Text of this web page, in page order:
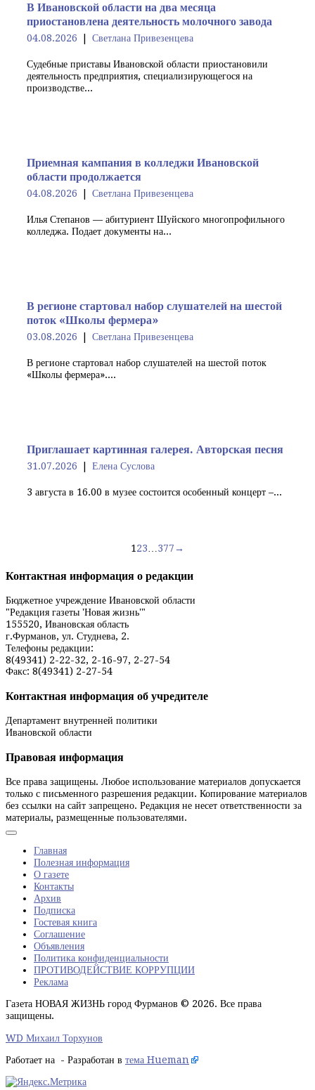
В Ивановской области на два месяца
приостановлена деятельность молочного завода
04.08.2026 Светлана Привезенцева
Судебные приставы Ивановской области приостановили
деятельность предприятия, специализирующегося на
производстве...
Приемная кампания в колледжи Ивановской
области продолжается
04.08.2026 Светлана Привезенцева
Илья Степанов — абитуриент Шуйского многопрофильного
колледжа. Подает документы на...
В регионе стартовал набор слушателей на шестой
поток «Школы фермера»
03.08.2026 Светлана Привезенцева
В регионе стартовал набор слушателей на шестой поток
«Школы фермера»....
Приглашает картинная галерея. Авторская песня
31.07.2026 Елена Суслова
3 августа в 16.00 в музее состоится особенный концерт –...
по
123…377→
Контактная информация о редакции
Бюджетное учреждение Ивановской области
"Редакция газеты 'Новая жизнь'"
155520, Ивановская область
г.Фурманов, ул. Студнева, 2.
Телефоны редакции:
8(49341) 2-22-32, 2-16-97, 2-27-54
Факс: 8(49341) 2-27-54
Контактная информация об учредителе
Департамент внутренней политики
Ивановской области
Правовая информация
Все права защищены. Любое использование материалов допускается
только с письменного разрешения редакции. Копирование материалов
без ссылки на сайт запрещено. Редакция не несет ответственности за
материалы, размещенные пользователями.
Главная
Полезная информация
О газете
Контакты
Архив
Подписка
Гостевая книга
Соглашение
Объявления
Политика конфиденциальности
ПРОТИВОДЕЙСТВИЕ КОРРУПЦИИ
Реклама
Газета НОВАЯ ЖИЗНЬ город Фурманов © 2026. Все права
защищены.
WD Михаил Торхунов
Работает на - Разработан в тема Hueman